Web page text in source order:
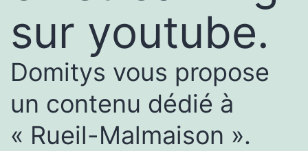
sur youtube.
Domitys vous propose
un contenu dédié à
« Rueil-Malmaison ».